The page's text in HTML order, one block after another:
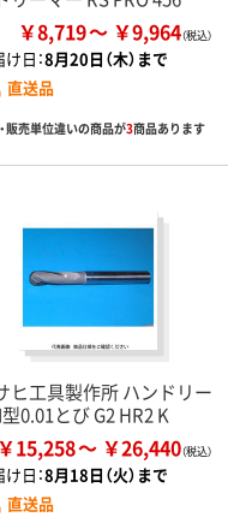
￥8,719 ￥9,964
日：8月20日（木）まで
直送品
販売単位違いの商品が3商品あります
ヒ工具製作所 ハンドリー
0.01とび G2 HR2 K
￥15,258 ￥26,440
日：8月18日（火）まで
直送品